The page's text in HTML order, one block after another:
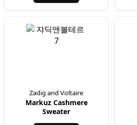
Zadig and Voltaire
Markuz Cashmere
Sweater